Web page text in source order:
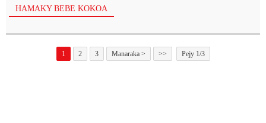
HAMAKY BEBE KOKOA
1 2 3 Manaraka > >> Pejy 1/3